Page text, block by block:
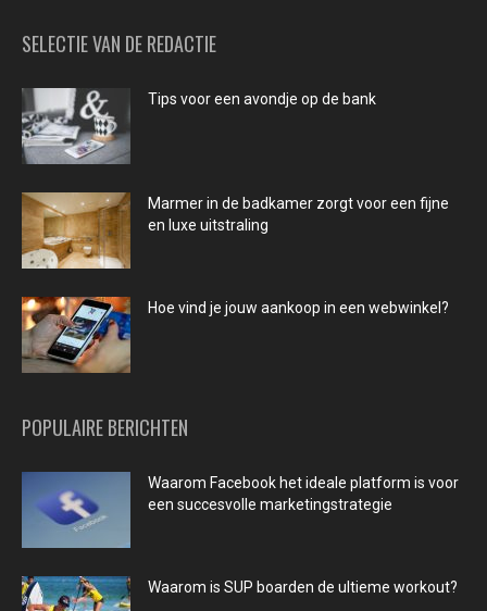
SELECTIE VAN DE REDACTIE
Tips voor een avondje op de bank
Marmer in de badkamer zorgt voor een fijne
en luxe uitstraling
Hoe vind je jouw aankoop in een webwinkel?
POPULAIRE BERICHTEN
Waarom Facebook het ideale platform is voor
een succesvolle marketingstrategie
Waarom is SUP boarden de ultieme workout?